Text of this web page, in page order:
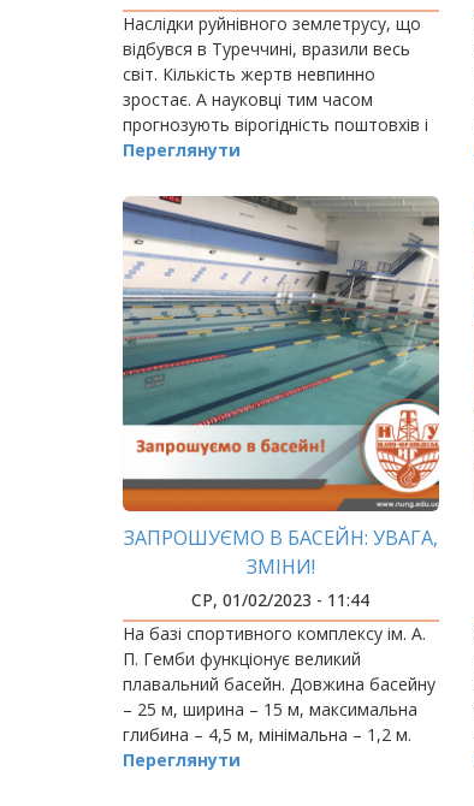
Наслідки руйнівного землетрусу, що
відбувся в Туреччині, вразили весь
світ. Кількість жертв невпинно
зростає. А науковці тим часом
прогнозують вірогідність поштовхів і
в інших країнах. Пригадуючи
держави,…
Переглянути
ЗАПРОШУЄМО В БАСЕЙН: УВАГА,
ЗМІНИ!
СР, 01/02/2023 - 11:44
На базі спортивного комплексу ім. А.
П. Гемби функціонує великий
плавальний басейн. Довжина басейну
– 25 м, ширина – 15 м, максимальна
глибина – 4,5 м, мінімальна – 1,2 м.
Переглянути